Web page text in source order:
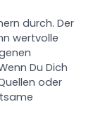
durch. Der
wertvolle
Du Dich
oder